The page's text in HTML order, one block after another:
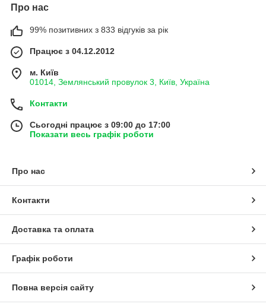
Про нас
99% позитивних з 833 відгуків за рік
Працює з 04.12.2012
м. Київ
01014, Землянський провулок 3, Київ, Україна
Контакти
Сьогодні працює з 09:00 до 17:00
Показати весь графік роботи
Про нас
Контакти
Доставка та оплата
Графік роботи
Повна версія сайту